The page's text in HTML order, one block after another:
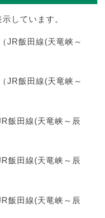
しています。
（JR飯田線(天竜峡～
（JR飯田線(天竜峡～
飯田線(天竜峡～辰
飯田線(天竜峡～辰
飯田線(天竜峡～辰